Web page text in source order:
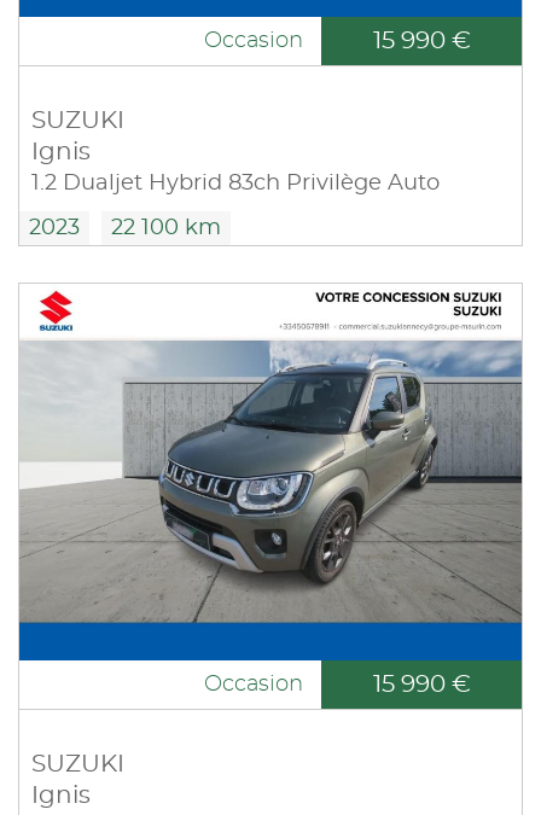
Occasion 15 990 €
SUZUKI
Ignis
1.2 Dualjet Hybrid 83ch Privilège Auto
2023 22 100 km
Occasion 15 990 €
SUZUKI
Ignis